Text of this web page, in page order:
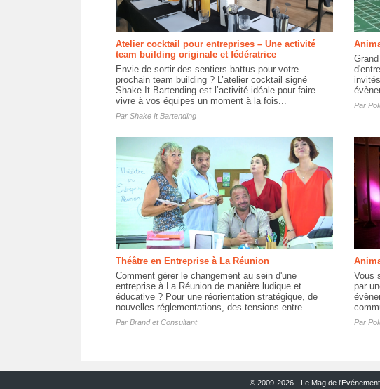
Atelier cocktail pour entreprises – Une activité
team building originale et fédératrice
Envie de sortir des sentiers battus pour votre
prochain team building ? L’atelier cocktail signé
Shake It Bartending est l’activité idéale pour faire
vivre à vos équipes un moment à la fois...
Par Shake It Bartending
Par
Théâtre en Entreprise à La Réunion
Comment gérer le changement au sein d'une
entreprise à La Réunion de manière ludique et
éducative ? Pour une réorientation stratégique, de
nouvelles réglementations, des tensions entre...
Par Brand et Consultant
Vous
par
Par
© 2009-2026 - Le Mag de